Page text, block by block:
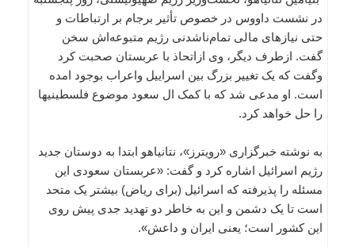
در نشست داووس‌ در خصوص تأثیر برجام بر ارتباطات و
حتی نیازهای مالی تمام‌ناشدنی رژیم متبوعه‌اش سخن
گفت. ازطرف دیگر، وی ازاتحاذ با عربستان صحبت کرد
وگفت که یک تغییر بزرگ بین اسراییل واعراب بوجود امده
است. او مدعی شد که با کمک ال سعود موضوع فلسطینیها
را حل خواهد کرد.
به نوشته خبرگزاری «رویترز»، نتانیاهو ابتدا به دوستان جدید
رژیم اسرائیل اشاره کرد و گفت: «عربستان سعودی این
مسئله را پذیرفته که اسرائیل (برای ریاض) بیشتر یک متحد
است تا یک دشمن و این به خاطر دو تهدید جدی پیش روی
این کشور است؛ یعنی ایران و داعش».